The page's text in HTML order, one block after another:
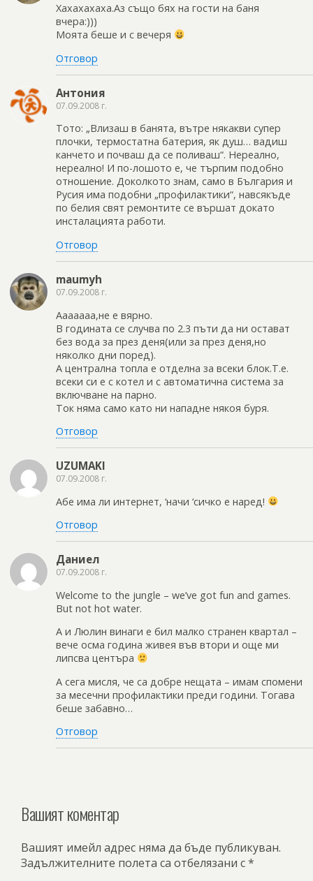
Хахахахаха.Аз също бях на гости на баня
вчера:)))
Моята беше и с вечеря
Отговор
Антония
07.09.2008 г.
Тото: „Влизаш в банята, вътре някакви супер
плочки, термостатна батерия, як душ… вадиш
канчето и почваш да се поливаш“. Нереално,
нереално! И по-лошото е, че търпим подобно
отношение. Доколкото знам, само в България и
Русия има подобни „профилактики“, навсякъде
по белия свят ремонтите се вършат докато
инсталацията работи.
Отговор
maumyh
07.09.2008 г.
Ааааааа,не е вярно.
В годината се случва по 2.3 пъти да ни остават
без вода за през деня(или за през деня,но
няколко дни поред).
А централна топла е отделна за всеки блок.Т.е.
всеки си е с котел и с автоматична система за
включване на парно.
Ток няма само като ни нападне някоя буря.
Отговор
UZUMAKI
07.09.2008 г.
Абе има ли интернет, ‘начи ‘сичко е наред!
Отговор
Даниел
07.09.2008 г.
Welcome to the jungle – we’ve got fun and games.
But not hot water.
А и Люлин винаги е бил малко странен квартал –
вече осма година живея във втори и още ми
липсва центъра
А сега мисля, че са добре нещата – имам спомени
за месечни профилактики преди години. Тогава
беше забавно…
Отговор
Вашият коментар
Вашият имейл адрес няма да бъде публикуван.
Задължителните полета са отбелязани с*